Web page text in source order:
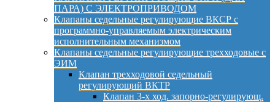
ПАРА) С ЭЛЕКТРОПРИВОДОМ
Клапаны седельные регулирующие ВКСР с
программно-управляемым электрическим
исполнительным механизмом
Клапаны седельные регулирующие трехходовые с
ЭИМ
Клапан трехходовой седельный
регулирующий ВКТР
Клапан 3-х ход. запорно-регулирующ.